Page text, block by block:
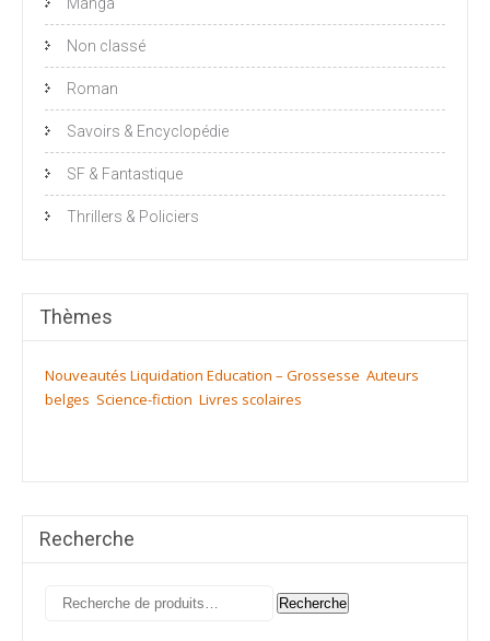
Non classé
Roman
Savoirs & Encyclopédie
SF & Fantastique
Thrillers & Policiers
Thèmes
Nouveautés Liquidation Education – Grossesse Auteurs
belges Science-fiction Livres scolaires
Recherche
Recherche
Recherche